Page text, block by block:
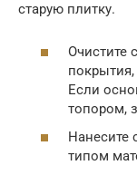
старую плитку.
Очистите
покрытия,
Если
топором,
Нанесите
типом